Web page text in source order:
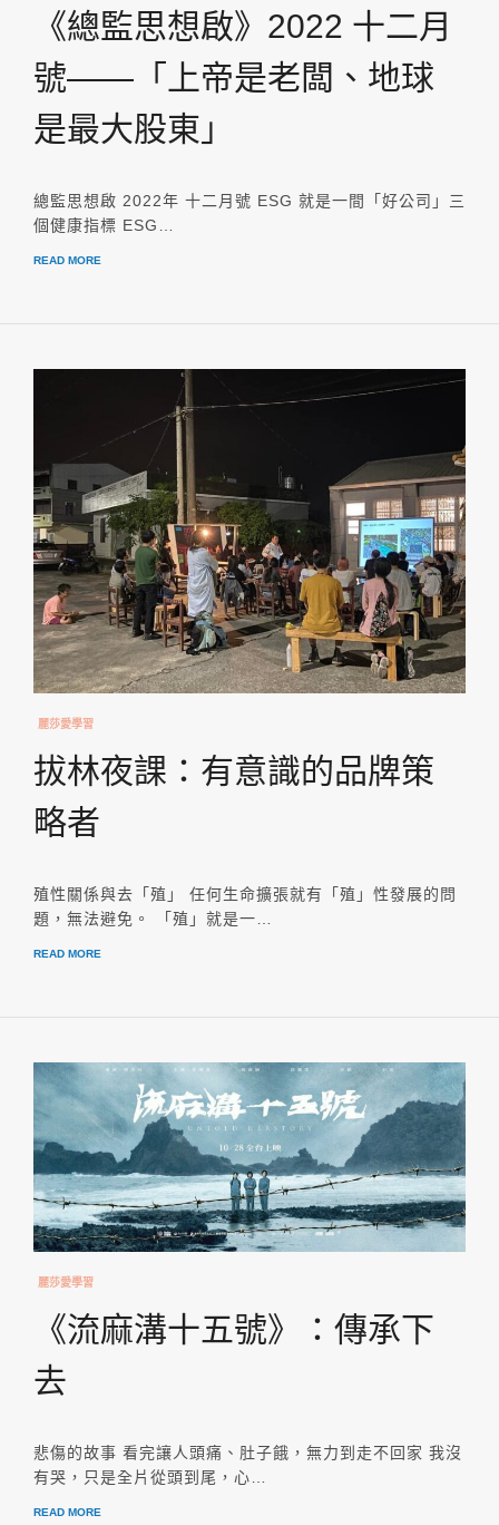
《總監思想啟》2022 十二月
號——「上帝是老闆、地球
是最大股東」
總監思想啟 2022年 十二月號 ESG 就是一間「好公司」三
個健康指標 ESG…
READ MORE
麗莎愛學習
拔林夜課：有意識的品牌策
略者
殖性關係與去「殖」 任何生命擴張就有「殖」性發展的問
題，無法避免。 「殖」就是一…
READ MORE
麗莎愛學習
《流麻溝十五號》：傳承下
去
悲傷的故事 看完讓人頭痛、肚子餓，無力到走不回家 我沒
有哭，只是全片從頭到尾，心…
READ MORE